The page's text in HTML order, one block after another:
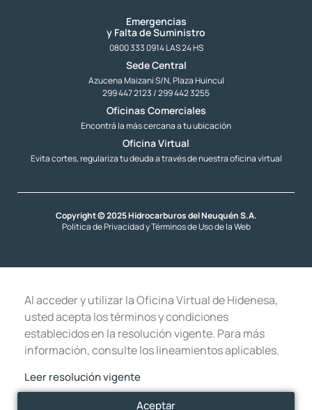
Emergencias
y Falta de Suministro
0800 333 0914 LAS 24 HS
Sede Central
Azucena Maizani S/N, Plaza Huincul
299 447 2123 / 299 442 3255
Oficinas Comerciales
Encontrá la más cercana a tu ubicación
Oficina Virtual
Evita cortes, regulariza tu deuda a través de nuestra oficina virtual
Copyright © 2025 Hidrocarburos del Neuquén S.A.
Politica de Privacidad y Términos de Uso de la Web
Al acceder y utilizar la Oficina Virtual de Hidenesa,
usted acepta los términos y condiciones
establecidos en la resolución vigente. Para más
información, consulte los lineamientos aplicables.
Leer resolución vigente
Aceptar